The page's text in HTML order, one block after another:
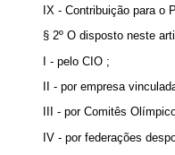
IX - Contribuição para o
§ 2º O disposto neste
I - peloCIO ;
II - por empresa
III - por Comitês
IV - por federações